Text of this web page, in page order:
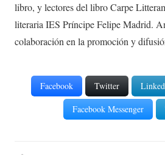
libro, y lectores del libro Carpe
literaria IES Príncipe Felipe Madrid.
colaboración en la promoción y
Facebook Twitter
Facebook Messenger